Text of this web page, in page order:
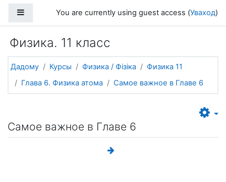
Side panelYou are currently using guest access (Уваход)
Физика. 11 класс
Дадому Курсы Физика / Фізіка
Физика 11
Глава 6. Физика атома
Самое важное в Главе 6
Самое важное в Главе 6